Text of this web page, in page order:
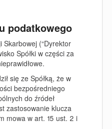
podatkowego
Skarbowej (“Dyrektor
Spółki w części za
.
się ze Spółką, że w
bezpośredniego
do źródeł
zastosowanie klucza
mowa w art. 15 ust. 2 i